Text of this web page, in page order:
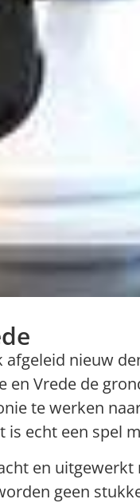
afgeleid nieuw
Vrede de
te werken
is echt een spel
en
geen